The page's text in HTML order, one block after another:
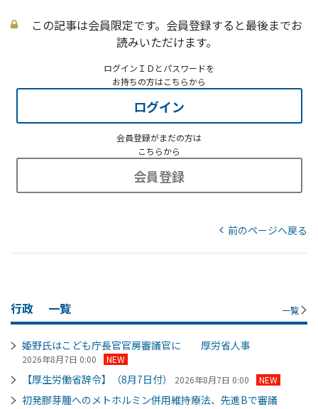
この記事は会員限定です。会員登録すると最後までお
読みいただけます。
ログインＩＤとパスワードを
お持ちの方はこちらから
ログイン
会員登録がまだの方は
こちらから
会員登録
前のページへ戻る
行政 一覧 一覧
姫野氏はこども庁長官官房審議官に 厚労省人事
2026年8月7日 0:00 NEW
【厚生労働省辞令】（8月7日付） 2026年8月7日 0:00 NEW
初発膠芽腫へのメトホルミン併用維持療法、先進Bで審議